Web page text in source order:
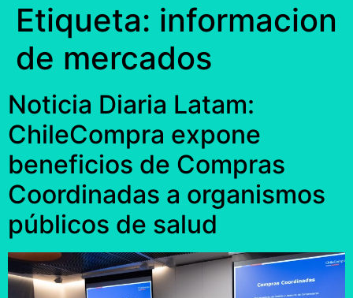
Etiqueta: informacion
de mercados
Noticia Diaria Latam:
ChileCompra expone
beneficios de Compras
Coordinadas a organismos
públicos de salud